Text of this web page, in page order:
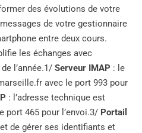
des évolutions de votre
de votre gestionnaire
entre deux cours.
les échanges avec
l’année.1/ Serveur IMAP : le
avec le port 993 pour
: l’adresse technique est
port 465 pour l’envoi.3/ Portail
de gérer ses identifiants et